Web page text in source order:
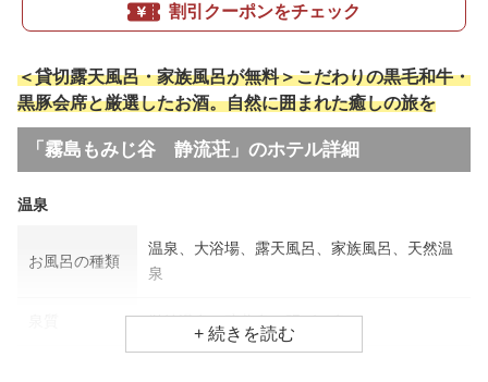
割引クーポンをチェック
＜貸切露天風呂・家族風呂が無料＞こだわりの黒毛和牛・
黒豚会席と厳選したお酒。自然に囲まれた癒しの旅を
「霧島もみじ谷 静流荘」のホテル詳細
温泉
お風呂の種類
温泉、大浴場、露天風呂、家族風呂、天然温
泉
単純温泉、硫黄泉、明ばん泉